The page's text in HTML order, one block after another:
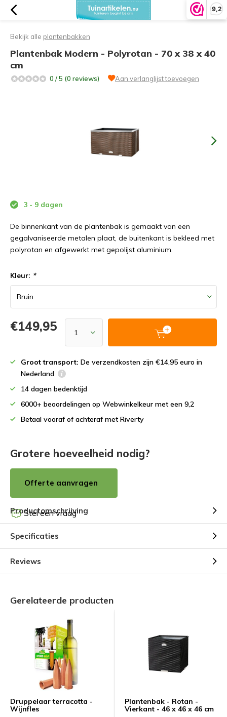
9,2
Bekijk alle plantenbakken
Plantenbak Modern - Polyrotan - 70 x 38 x 40
cm
0 / 5 (0 reviews) Aan verlanglijst toevoegen
3 - 9 dagen
De binnenkant van de plantenbak is gemaakt van een
gegalvaniseerde metalen plaat, de buitenkant is bekleed met
polyrotan en afgewerkt met gepolijst aluminium.
Kleur: *
€149,95
Groot transport: De verzendkosten zijn €14,95 euro in
Nederland
14 dagen bedenktijd
6000+ beoordelingen op Webwinkelkeur met een 9,2
Betaal vooraf of achteraf met Riverty
Grotere hoeveelheid nodig?
Offerte aanvragen
Stel een vraag
Productomschrijving
Specificaties
Reviews
Gerelateerde producten
Druppelaar terracotta -
Wijnfles
Plantenbak - Rotan -
Vierkant - 46 x 46 x 46 cm